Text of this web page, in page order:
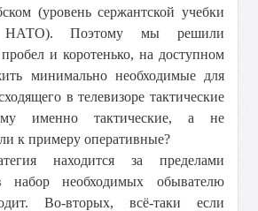
(уровень сержантской учебки
НАТО). Поэтому мы решили
и коротенько, на доступном
минимально необходимые для
в телевизоре тактические
именно тактические, а не
к примеру оперативные?
находится за пределами
набор необходимых обывателю
Во-вторых, всё-таки если